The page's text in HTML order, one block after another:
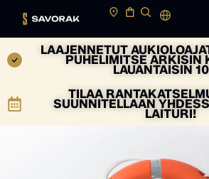
LAAJENNETUT
PUHELIMITSE ARKISIN
LAUANTAISIN
TILAA
SUUNNITELLAAN
LAITURI!